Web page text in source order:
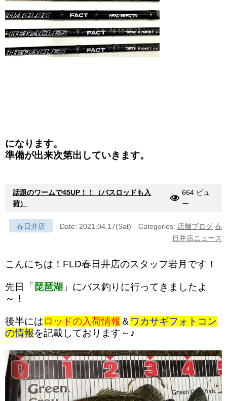
になります。
準備が出来次第出していきます。
話題のワームで45UP！！（バスロッドも入
荷）
664 ビュ
ー
春日井店 Date: 2021.04.17(Sat) Categories: 店舗ブログ 春
日井店ニュース
こんにちは！FLD春日井店のスタッフ岩月です！
先日「 琵琶湖 」にバス釣りに行ってきましたよ
～！
後半にはロッドの入荷情報 ＆ ワカサギフォトコン
の情報を記載しております～♪